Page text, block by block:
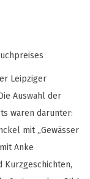
Leipziger
Auswahl der
waren darunter:
mit „Gewässer
Anke
Kurzgeschichten,